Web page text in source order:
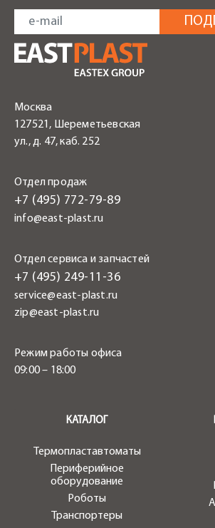
Москва
127521, Шереметьевская
ул., д. 47, каб. 252
Отдел продаж
+7 (495) 772-79-89
info@east-plast.ru
Отдел сервиса и запчастей
+7 (495) 249-11-36
service@east-plast.ru
zip@east-plast.ru
Режим работы офиса
09:00 – 18:00
КАТАЛОГ
Термопластавтоматы
Периферийное
оборудование
Роботы
Транспортеры